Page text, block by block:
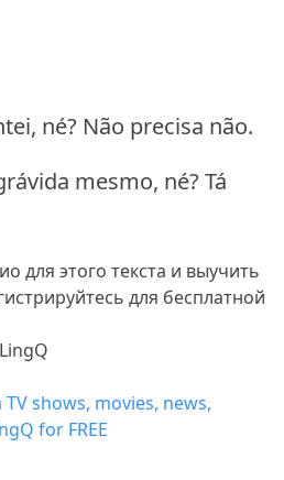
né? Não precisa não.
mesmo, né? Tá
для этого текста и выучить
для бесплатной